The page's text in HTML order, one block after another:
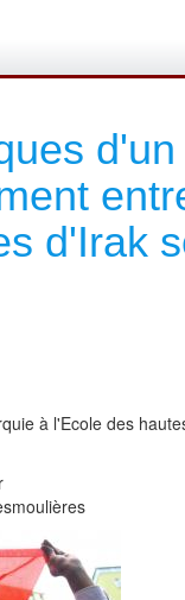
d'un
d'Irak
à l'Ecole des